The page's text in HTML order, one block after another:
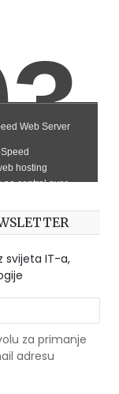
svijeta IT-a,
za primanje
adresu